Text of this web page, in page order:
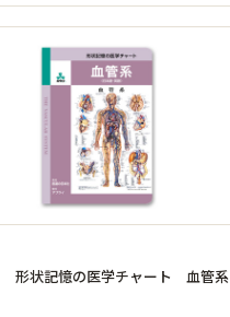
形状記憶の医学チャート 血管系